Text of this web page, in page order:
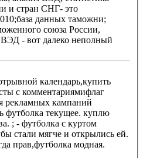
и стран СНГ- это
союза России,
ВЭД - вот далеко неполный
календарь,купить